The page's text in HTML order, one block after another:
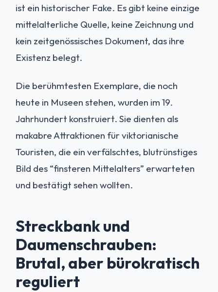
ist ein historischer Fake. Es gibt keine einzige
mittelalterliche Quelle, keine Zeichnung und
kein zeitgenössisches Dokument, das ihre
Existenz belegt.
Die berühmtesten Exemplare, die noch
heute in Museen stehen, wurden im 19.
Jahrhundert konstruiert. Sie dienten als
makabre Attraktionen für viktorianische
Touristen, die ein verfälschtes, blutrünstiges
Bild des “finsteren Mittelalters” erwarteten
und bestätigt sehen wollten.
Streckbank und
Daumenschrauben:
Brutal, aber bürokratisch
reguliert